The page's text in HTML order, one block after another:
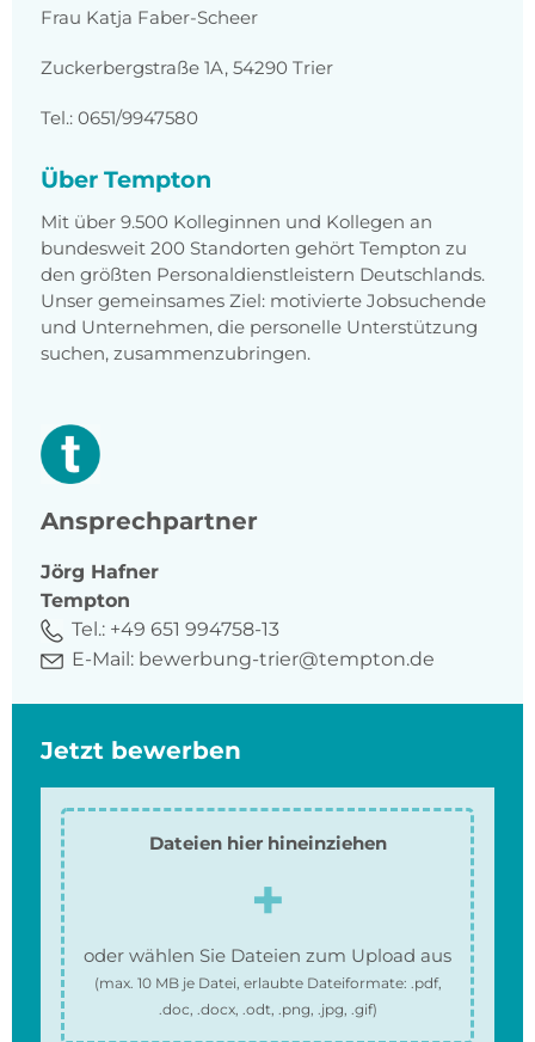
Frau Katja Faber-Scheer
Zuckerbergstraße 1A, 54290 Trier
Tel.: 0651/9947580
Über Tempton
Mit über 9.500 Kolleginnen und Kollegen an
bundesweit 200 Standorten gehört Tempton zu
den größten Personaldienstleistern Deutschlands.
Unser gemeinsames Ziel: motivierte Jobsuchende
und Unternehmen, die personelle Unterstützung
suchen, zusammenzubringen.
Ansprechpartner
Jörg Hafner
Tempton
Tel.: +49 651 994758-13
E-Mail: bewerbung-trier@tempton.de
Jetzt bewerben
Dateien hier hineinziehen
oder wählen Sie Dateien zum Upload aus
(max. 10 MBje Datei, erlaubte Dateiformate: .pdf,
.doc, .docx, .odt, .png, .jpg, .gif)